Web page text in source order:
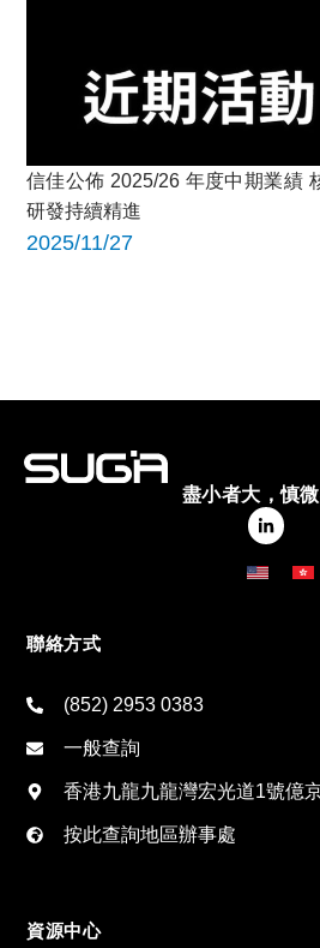
信佳公佈 2025/26 年度中期業績
研發持續精進
2025/11/27
盡小者大，慎微
聯絡方式
(852) 2953 0383
一般查詢
香港九龍九龍灣宏光道1號億
按此查詢地區辦事處
資源中心